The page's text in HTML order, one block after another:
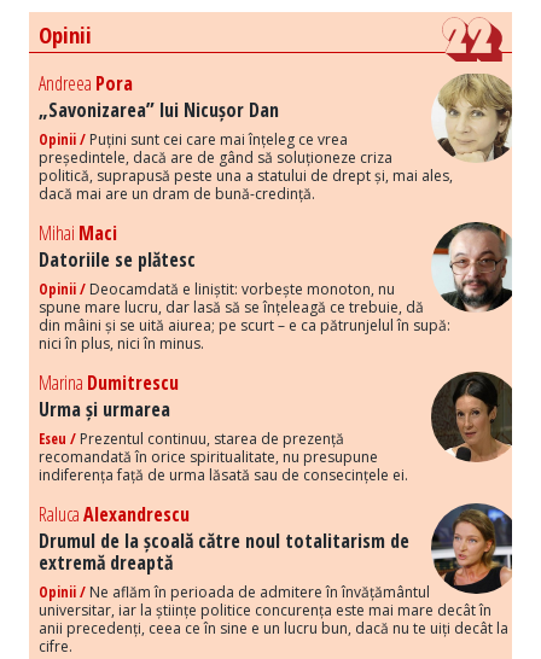
Opinii
Andreea Pora
„Savonizarea” lui Nicușor Dan
Opinii / Puțini sunt cei care mai înțeleg ce vrea
președintele, dacă are de gând să soluționeze criza
politică, suprapusă peste una a statului de drept și, mai ales,
dacă mai are un dram de bună-credință.
Mihai Maci
Datoriile se plătesc
Opinii / Deocamdată e liniștit: vorbește monoton, nu
spune mare lucru, dar lasă să se înțeleagă ce trebuie, dă
din mâini și se uită aiurea; pe scurt – e ca pătrunjelul în supă:
nici în plus, nici în minus.
Marina Dumitrescu
Urma și urmarea
Eseu / Prezentul continuu, starea de prezență
recomandată în orice spiritualitate, nu presupune
indiferența față de urma lăsată sau de consecințele ei.
RalucaAlexandrescu
Drumul de la școală către noul totalitarism de
extremă dreaptă
Opinii / Ne aflăm în perioada de admitere în învățământul
universitar, iar la științe politice concurența este mai mare decât în
anii precedenți, ceea ce în sine e un lucru bun, dacă nu te uiți decât la
cifre.